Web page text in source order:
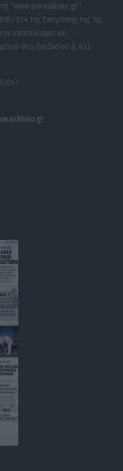
“www.paraskhnio.gr”
334 της Επιτροπής της 1ης
αποτελεσματική
στο διαδίκτυο (L 63).